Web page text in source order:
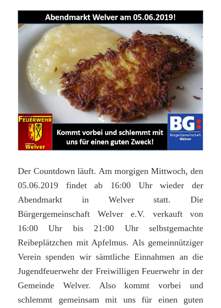
Abendmarktes
für
neues
Fahrzeug
spenden“
Der Countdown läuft. Am morgigen Mittwoch, den
05.06.2019 findet ab 16:00 Uhr wieder der
Abendmarkt in Welver statt. Die
Bürgergemeinschaft Welver e.V. verkauft von
16:00 Uhr bis 21:00 Uhr selbstgemachte
Reibeplätzchen mit Apfelmus. Als gemeinnütziger
Verein spenden wir sämtliche Einnahmen an die
Jugendfeuerwehr der Freiwilligen Feuerwehr in der
Gemeinde Welver. Also kommt vorbei und
schlemmt gemeinsam mit uns für einen guten